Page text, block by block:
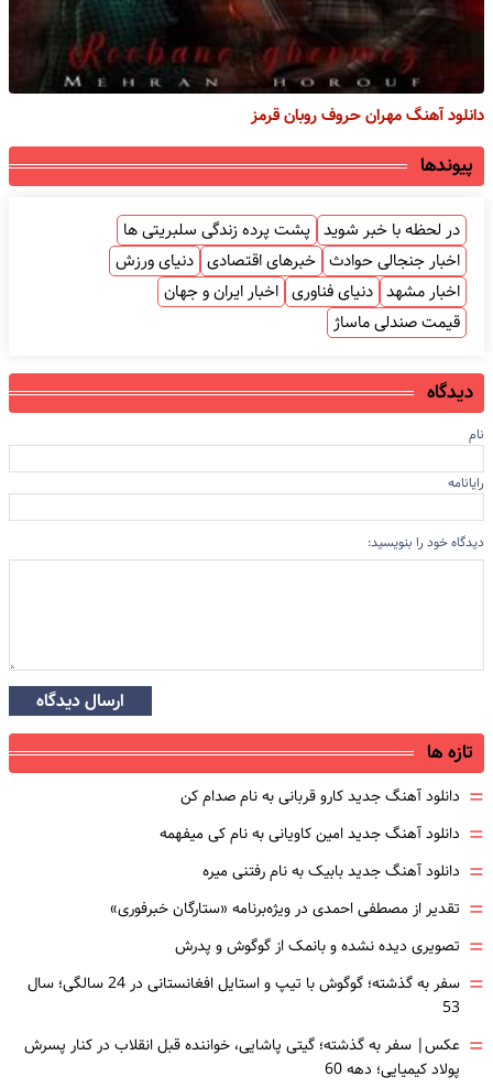
دانلود آهنگ مهران حروف روبان قرمز
پیوندها
در لحظه با خبر شوید پشت پرده زندگی سلبریتی ها
اخبار جنجالی حوادث خبرهای اقتصادی دنیای ورزش
اخبار مشهد دنیای فناوری اخبار ایران و جهان
قیمت صندلی ماساژ
دیدگاه
نام
رایانامه
دیدگاه خود را بنویسید:
ارسال دیدگاه
تازه ها
= دانلود آهنگ جدید کارو قربانی به نام صدام کن
= دانلود آهنگ جدید امین کاویانی به نام کی میفهمه
= دانلود آهنگ جدید بابیک به نام رفتنی میره
= تقدیر از مصطفی احمدی در ویژه‌برنامه «ستارگان خبرفوری»
= تصویری دیده نشده و بانمک از گوگوش و پدرش
=
سفر به گذشته؛ گوگوش با تیپ و استایل افغانستانی در 24 سالگی؛ سال
53
= عکس| سفر به گذشته؛ گیتی پاشایی، خواننده قبل انقلاب در کنار پسرش
پولاد کیمیایی؛ دهه 60